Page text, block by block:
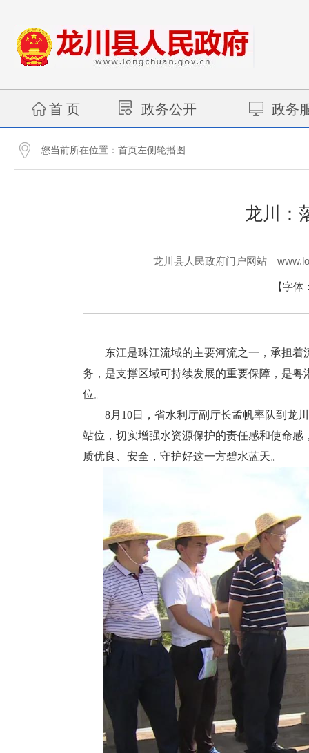
首 页 政务公开 政务
您当前所在位置： 首页左侧轮播图
龙川：
龙川县人民政府门户网站
【字体
东江是珠江流域的主要河流之一，承担着
务，是支撑区域可持续发展的重要保障，是
位。
8月10日，省水利厅副厅长孟帆率队到龙川
站位，切实增强水资源保护的责任感和使命
质优良、安全，守护好这一方碧水蓝天。